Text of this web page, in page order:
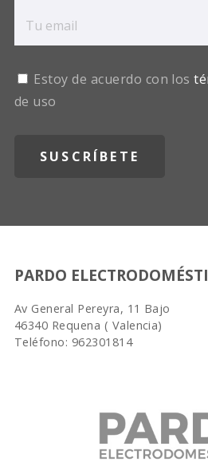
Estoy de acuerdo con los
de uso
PARDO
Av General Pereyra, 11 Bajo
46340 Requena ( Valencia)
Teléfono: 962301814